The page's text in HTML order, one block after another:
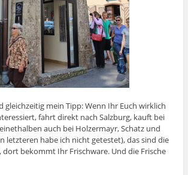
gleichzeitig mein Tipp: Wenn Ihr Euch wirklich
fahrt direkt nach Salzburg, kauft bei
auch bei Holzermayr, Schatz und
letzteren habe ich nicht getestet), das sind die
bekommt Ihr Frischware. Und die Frische